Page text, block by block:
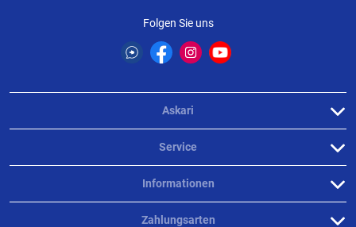
Folgen Sie uns
Askari
Service
Informationen
Zahlungsarten